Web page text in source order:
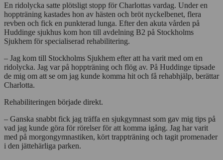
En ridolycka satte plötsligt stopp för Charlottas vardag. Under en
hoppträning kastades hon av hästen och bröt nyckelbenet, flera
revben och fick en punkterad lunga. Efter den akuta vården på
Huddinge sjukhus kom hon till avdelning B2 på Stockholms
Sjukhem för specialiserad rehabilitering.
– Jag kom till Stockholms Sjukhem efter att ha varit med om en
ridolycka. Jag var på hoppträning och flög av. På Huddinge tipsade
de mig om att se om jag kunde komma hit och få rehabhjälp, berättar
Charlotta.
Rehabiliteringen började direkt.
– Ganska snabbt fick jag träffa en sjukgymnast som gav mig tips på
vad jag kunde göra för rörelser för att komma igång. Jag har varit
med på morgongymnastiken, kört trappträning och tagit promenader
i den jättehärliga parken.